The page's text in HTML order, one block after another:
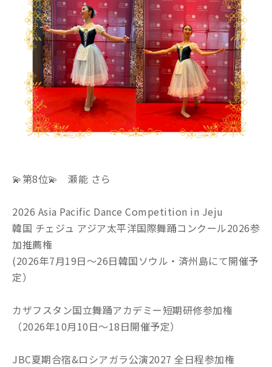
💫第8位💫 瀬能 さら
2026 Asia Pacific Dance Competition in Jeju
韓国 チェジュ アジア太平洋国際舞踊コンクール2026参
加推薦権
(2026年7月19日～26日韓国ソウル・済州島にて開催予
定）
カザフスタン国立舞踊アカデミー短期研修参加権
（2026年10月10日～18日開催予定）
JBC夏期合宿&ロシアガラ公演2027 全日程参加権